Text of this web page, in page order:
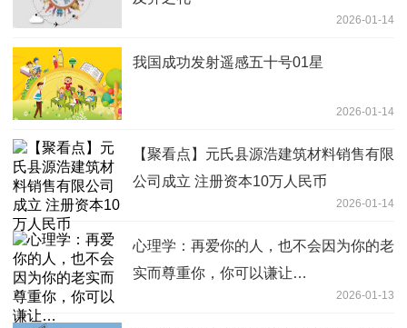
2026-01-14
我国成功发射遥感五十号01星
2026-01-14
【聚看点】元氏县源浩建筑材料销售有限
公司成立 注册资本10万人民币
2026-01-14
心理学：再爱你的人，也不会因为你的老
实而尊重你，你可以谦让…
2026-01-13